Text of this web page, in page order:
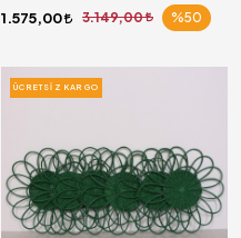
1.575,00 3.149,00 %50
ÜCRETSIZ KARGO